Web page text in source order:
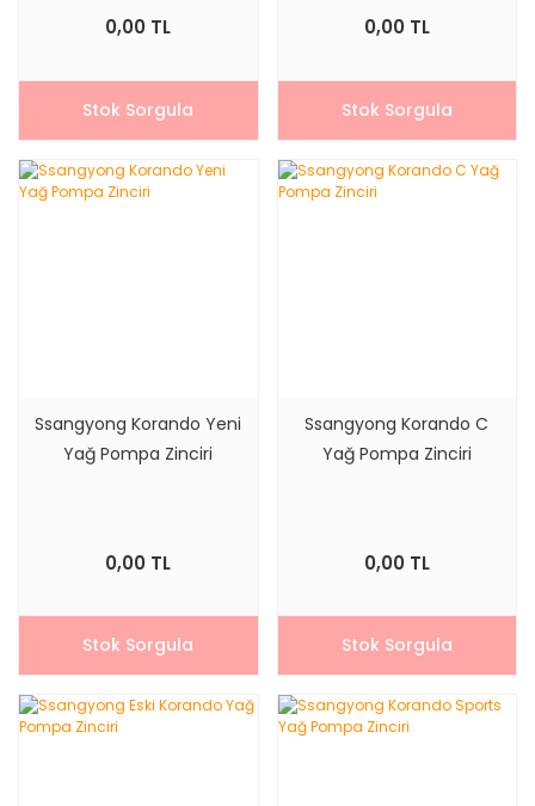
0,00 TL
Stok Sorgula
0,00 TL
Stok Sorgula
Ssangyong Korando Yeni
Yağ Pompa Zinciri
0,00 TL
Stok Sorgula
Ssangyong Korando C
Yağ Pompa Zinciri
0,00 TL
Stok Sorgula